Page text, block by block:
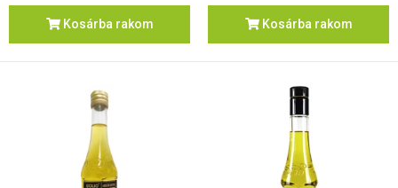
Kosárba rakom Kosárba rakom